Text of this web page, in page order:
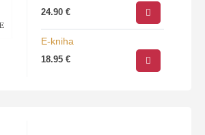
24.90€
E-kniha
18.95€